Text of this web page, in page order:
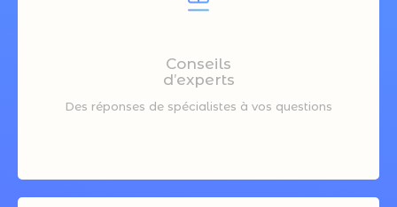
Conseils
d’experts
Des réponses de spécialistes à vos questions